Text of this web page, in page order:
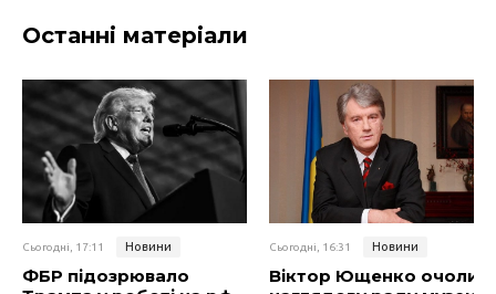
Останні матеріали
Сьогодні, 17:11 Новини
ФБР підозрювало
Сьогодні, 16:31 Новини
Віктор Ющенко очолив